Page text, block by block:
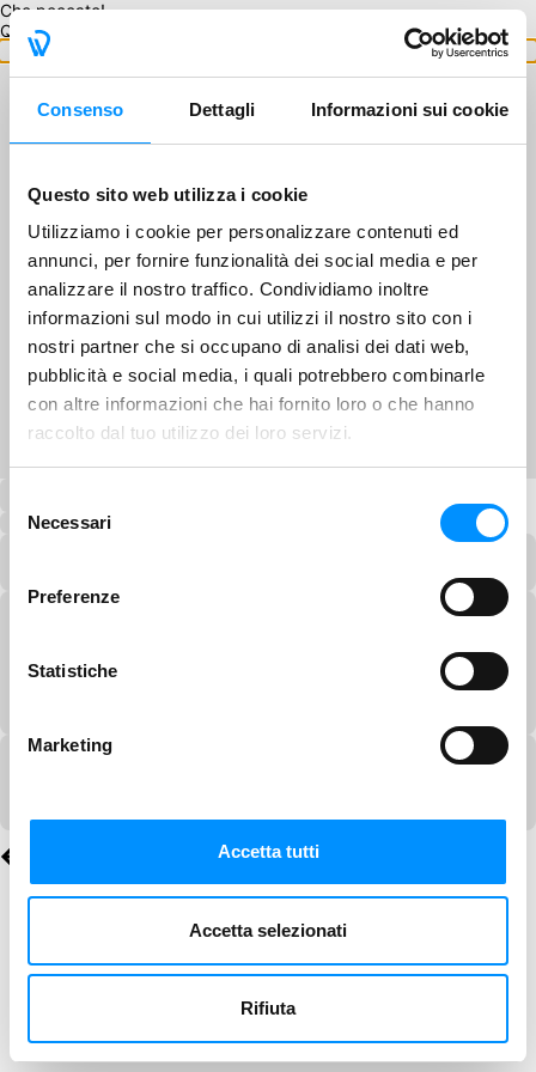
Consenso Dettagli Informazioni sui cookie
Questo sito web utilizza i cookie
Utilizziamo i cookie per personalizzare contenuti ed
annunci, per fornire funzionalità dei social media e per
analizzare il nostro traffico. Condividiamo inoltre
informazioni sul modo in cui utilizzi il nostro sito con i
nostri partner che si occupano di analisi dei dati web,
pubblicità e social media, i quali potrebbero combinarle
con altre informazioni che hai fornito loro o che hanno
raccolto dal tuo utilizzo dei loro servizi.
delNecessari
Preferenze
Statistiche
Marketing
Accetta tutti
Accetta selezionati
Rifiuta
Che peccato!
Questo GA non è disponibile.